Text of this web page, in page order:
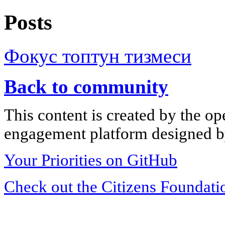
Posts
Фокус топтун тизмеси
Back to community
This content is created by the
engagement platform designed
Your Priorities on GitHub
Check out the Citizens